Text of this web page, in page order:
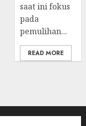
saat ini fokus
pada
pemulihan...
READ MORE